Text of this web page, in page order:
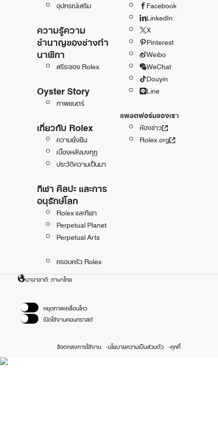
อุปกรณ์เสริม
ความรู้ความ
ชำนาญของช่างทำ
นาฬิกา
สรีระของ Rolex
Oyster Story
ภาพยนตร์
เกี่ยวกับ Rolex
ความยั่งยืน
เบื้องหลังมงกุฎ
ประวัติความเป็นมา
กีฬา ศิลปะ และการ
อนุรักษ์โลก
Rolex และกีฬา
Perpetual Planet
Perpetual Arts
ครอบครัว Rolex
Facebook
LinkedIn
X
Pinterest
Weibo
WeChat
Douyin
Line
แพลตฟอร์มของเรา
ห้องข่าว
Rolex.org
นานาชาติ: ภาษาไทย
หยุดภาพเคลื่อนไหว
เปิดใช้งานคอนทราสต์
ข้อตกลงการใช้งาน นโยบายความเป็นส่วนตัว คุกกี้